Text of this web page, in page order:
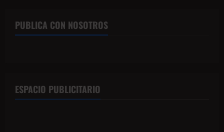
PUBLICA CON NOSOTROS
ESPACIO PUBLICITARIO